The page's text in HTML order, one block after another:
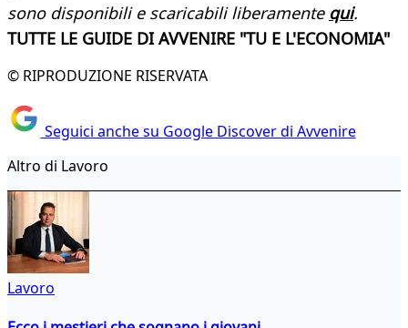
sono disponibili e scaricabili liberamente qui.
TUTTE LE GUIDE DI AVVENIRE "TU E L'ECONOMIA"
© RIPRODUZIONE RISERVATA
Seguici anche su Google Discover di Avvenire
Altro di Lavoro
Lavoro